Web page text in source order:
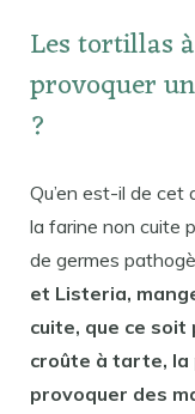
Les tortillas
provoquer
?
Qu’en est-il de
la farine non cuite
de germes
et Listeria,
cuite, que ce soit
croûte à tarte,
provoquer des